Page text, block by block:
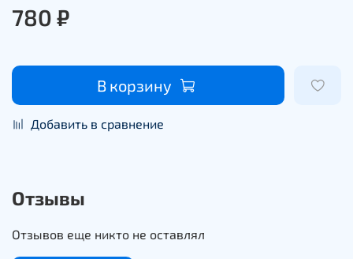
780 ₽
В корзину
Добавить в сравнение
Отзывы
Отзывов еще никто не оставлял